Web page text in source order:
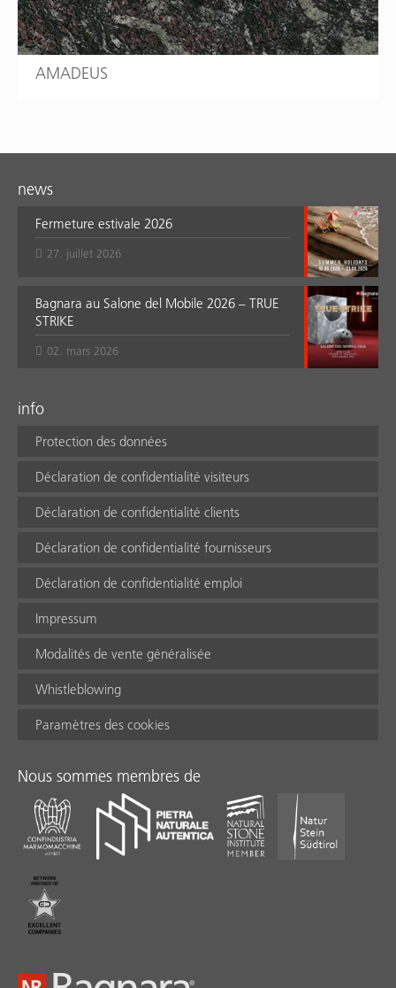
AMADEUS
news
Fermeture estivale 2026
27. juillet 2026
Bagnara au Salone del Mobile 2026 – TRUE
STRIKE
02. mars 2026
info
Protection des données
Déclaration de confidentialité visiteurs
Déclaration de confidentialité clients
Déclaration de confidentialité fournisseurs
Déclaration de confidentialité emploi
Impressum
Modalités de vente généralisée
Whistleblowing
Paramètres des cookies
Nous sommes membres de